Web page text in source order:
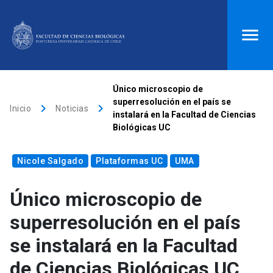
Biblioteca launch Donaciones launch
Correo
search
Inicio
Quiénes somos
Inicio keyboard_arrow_right Noticias keyboard_arrow_right
Único microscopio de
superresolución en el país se
instalará en la Facultad de Ciencias
Biológicas UC
Nicole Salgado Plataformas UC UMA
Único microscopio de
superresolución en el país
se instalará en la Facultad